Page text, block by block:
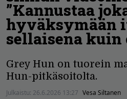
”Kannustaa
hyväksymään
sellaisena kuin
Grey Hun on tuorein
Hun-pitkäsoitolta.
Julkaistu: 26.6.2026 13:27 Vesa Siltanen